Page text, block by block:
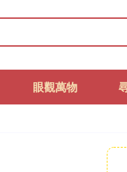
眼觀萬物